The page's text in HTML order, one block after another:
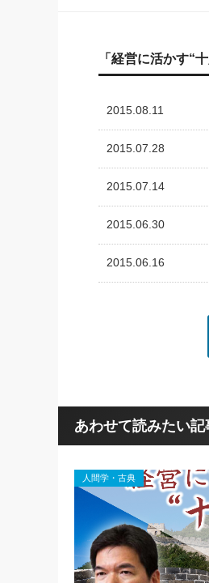
「経営に活かす“
2015.08.11
2015.07.28
2015.07.14
2015.06.30
2015.06.16
あわせて読みたい記
人間学・古典